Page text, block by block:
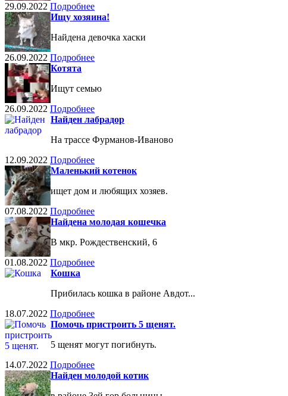
29.09.2022 Подробнее
Ищу хозяина!
Найдена девочка хаски
26.09.2022 Подробнее
Котята
Ищут семью
26.09.2022 Подробнее
Найден лабрадор
На трассе Фурманов-Иваново
12.09.2022 Подробнее
Маленький котенок
ищет дом и любящих хозяев.
07.08.2022 Подробнее
Найдена молодая кошечка
В мкр. Рождественский, 6
01.08.2022 Подробнее
Кошка
Прибилась кошка в районе Авдот...
18.07.2022 Подробнее
Помочь пристроить 5 щенят.
5 щенят могут погибнуть.
14.07.2022 Подробнее
Найден молодой котик